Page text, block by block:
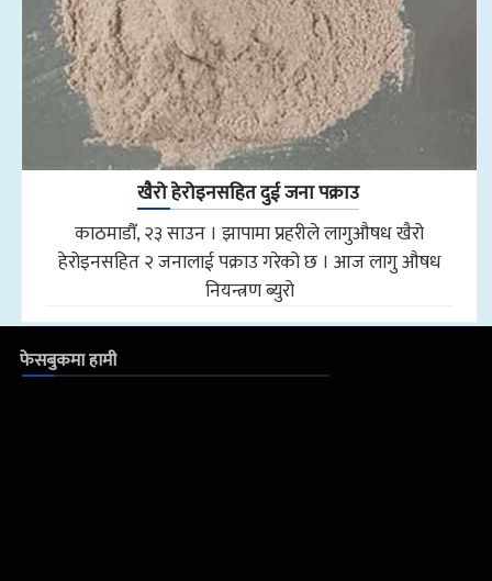
खैरो हेरोइनसहित दुई जना पक्राउ
काठमाडौँ, २३ साउन । झापामा प्रहरीले लागुऔषध खैरो
हेरोइनसहित २ जनालाई पक्राउ गरेको छ । आज लागु औषध
नियन्त्रण ब्युरो
फेसबुकमा हामी